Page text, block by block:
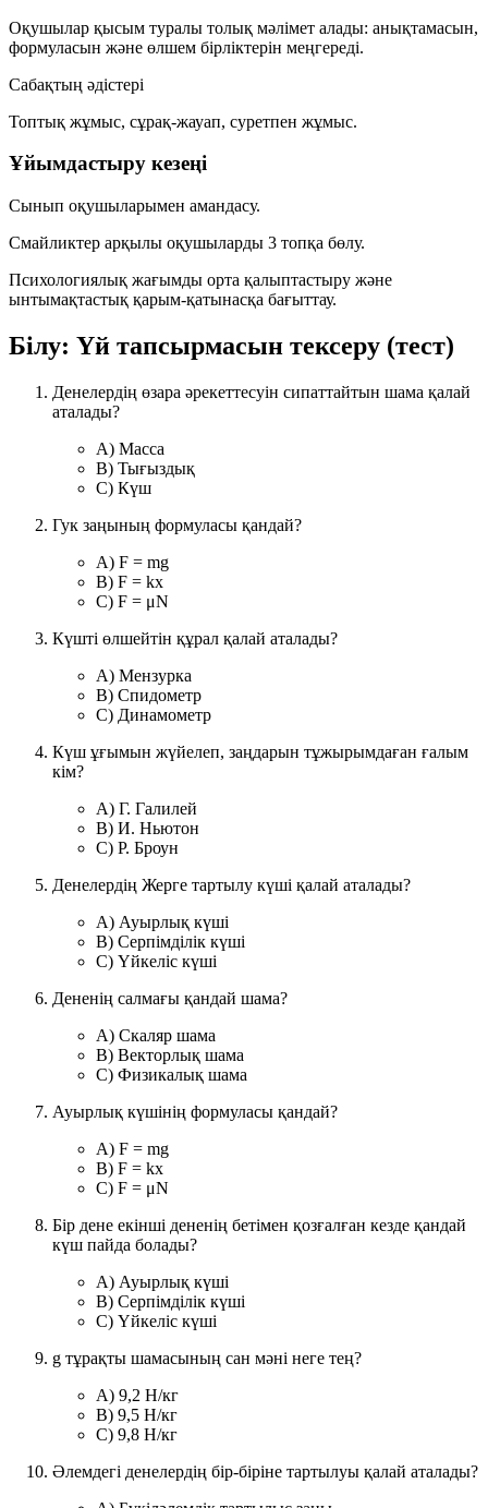
Оқушылар қысым туралы толық мәлімет алады: анықтамасын,
формуласын және өлшем бірліктерін меңгереді.
Сабақтың әдістері
Топтық жұмыс, сұрақ-жауап, суретпен жұмыс.
Ұйымдастыру кезеңі
Сынып оқушыларымен амандасу.
Смайликтер арқылы оқушыларды 3 топқа бөлу.
Психологиялық жағымды орта қалыптастыру және
ынтымақтастық қарым-қатынасқа бағыттау.
Білу: Үй тапсырмасын тексеру (тест)
Денелердің өзара әрекеттесуін сипаттайтын шама қалай
аталады?
A) Масса
B) Тығыздық
C) Күш
Гук заңының формуласы қандай?
A) F = mg
B) F = kx
C) F = μN
Күшті өлшейтін құрал қалай аталады?
A) Мензурка
B) Спидометр
C) Динамометр
Күш ұғымын жүйелеп, заңдарын тұжырымдаған ғалым
кім?
A) Г. Галилей
B) И. Ньютон
C) Р. Броун
Денелердің Жерге тартылу күші қалай аталады?
A) Ауырлық күші
B) Серпімділік күші
C) Үйкеліс күші
Дененің салмағы қандай шама?
A) Скаляр шама
B) Векторлық шама
C) Физикалық шама
Ауырлық күшінің формуласы қандай?
A) F = mg
B) F = kx
C) F = μN
Бір дене екінші дененің бетімен қозғалған кезде қандай
күш пайда болады?
A) Ауырлық күші
B) Серпімділік күші
C) Үйкеліс күші
g тұрақты шамасының сан мәні неге тең?
A) 9,2 Н/кг
B) 9,5 Н/кг
C) 9,8 Н/кг
Әлемдегі денелердің бір-біріне тартылуы қалай аталады?